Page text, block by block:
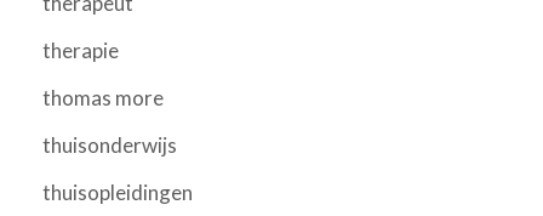
therapie
thomas more
thuisonderwijs
thuisopleidingen